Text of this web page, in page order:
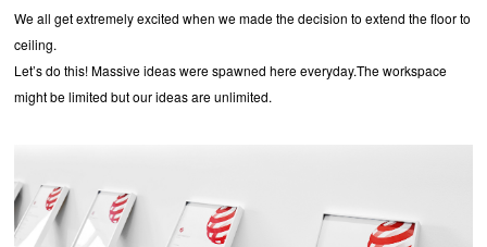
We all get extremely excited when we made the decision to extend the floor to
ceiling.
Let’s do this! Massive ideas were spawned here everyday.The workspace
might be limited but our ideas are unlimited.